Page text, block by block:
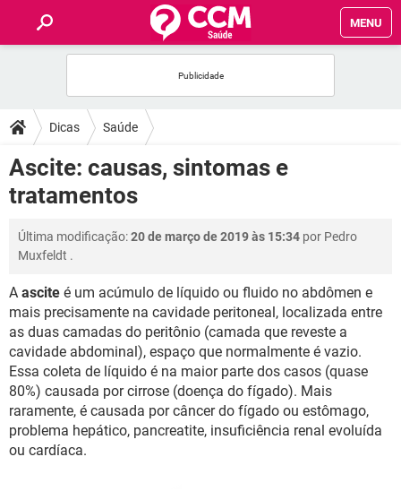
MENU
FÓRUM
SAÚDE
FAMÍLIA
NUTRIÇÃO
BEM-ESTAR
SEXUALIDADE
GLOSSÁRIO
Dicas Saúde
Ascite: causas, sintomas e
tratamentos
Última modificação:20 de março de 2019 às 15:34 por Pedro
Muxfeldt .
A ascite é um acúmulo de líquido ou fluido no abdômen e
mais precisamente na cavidade peritoneal, localizada entre
as duas camadas do peritônio (camada que reveste a
cavidade abdominal), espaço que normalmente é vazio.
Essa coleta de líquido é na maior parte dos casos (quase
80%) causada por cirrose (doença do fígado). Mais
raramente, é causada por câncer do fígado ou estômago,
problema hepático, pancreatite, insuficiência renal evoluída
ou cardíaca.